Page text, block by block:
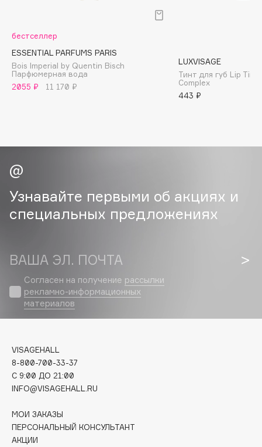
Brunello Cucinelli
by TERRY
BY WISHTREND
C
Cadence
Capelli Dorati
Catrice
Celimax
Cettua
Chupa Chups
Clinique
Clive Christian
Collagenina
Consly
бестселлер
ESSENTIAL PARFUMS PARIS
Bois Imperial by Quentin Bisch
Парфюмерная вода
2055 ₽
11 170 ₽
LUXVISAGE
Тинт для губ Lip Tint
Complex
443 ₽
Узнавайте первыми об акциях и
специальных предложениях
ВАША ЭЛ. ПОЧТА
Согласен на получение рассылки
рекламно-информационных
материалов
VISAGEHALL
8-800-700-33-37
C 9:00 ДО 21:00
INFO@VISAGEHALL.RU
МОИ ЗАКАЗЫ
ПЕРСОНАЛЬНЫЙ КОНСУЛЬТАНТ
АКЦИИ